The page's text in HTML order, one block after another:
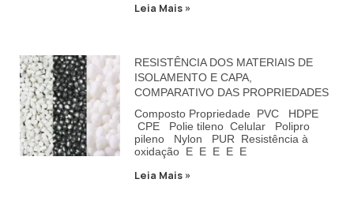
Leia Mais »
RESISTÊNCIA DOS MATERIAIS DE
ISOLAMENTO E CAPA,
COMPARATIVO DAS PROPRIEDADES
Composto Propriedade PVC HDPE
CPE Polie tileno Celular Polipro
pileno Nylon PUR Resistência à
oxidação E E E E E
Leia Mais »